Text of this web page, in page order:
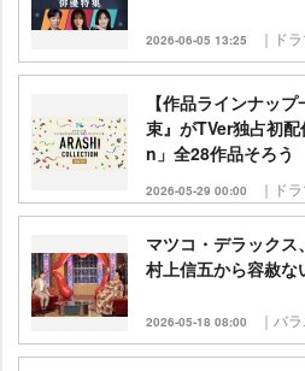
2026-06-05 13:25 ｜ドラ
【作品ラインナッ
束』がTVer独占初
n」全28作品そろう
2026-05-29 00:00 ｜ドラ
マツコ・デラック
村上信五から容赦な
2026-05-18 08:00 ｜バ